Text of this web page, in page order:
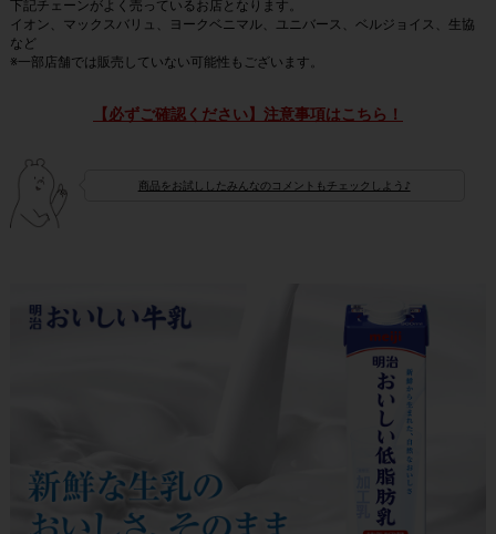
下記チェーンがよく売っているお店となります。
イオン、マックスバリュ、ヨークベニマル、ユニバース、ベルジョイス、生協
など
※一部店舗では販売していない可能性もございます。
【必ずご確認ください】注意事項はこちら！
商品をお試ししたみんなのコメントもチェックしよう♪